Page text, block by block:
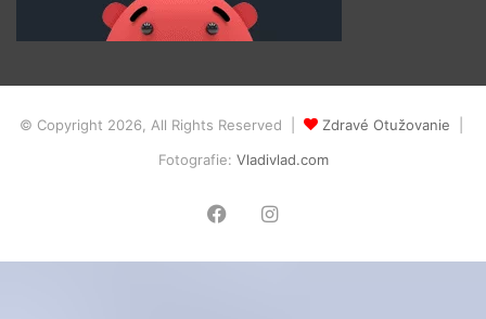
© Copyright 2026, All Rights Reserved | Zdravé Otužovanie
Fotografie: Vladivlad.com
FacebookInstagram